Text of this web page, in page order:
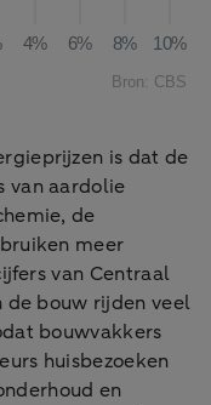
is dat de
van aardolie
de
meer
van Centraal
de bouw rijden veel
bouwvakkers
huisbezoeken
en